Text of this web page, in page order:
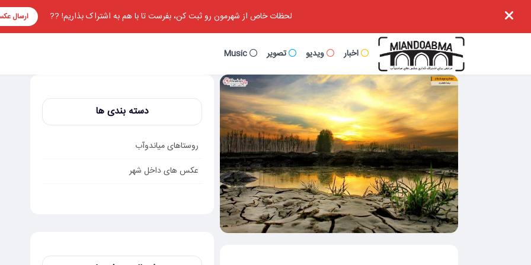
لحظات خاص از شهرمون رو ثبت کن، بفرست تا با هم به اشتراک بذاریم! ?? ارسال
اخبار ویدیو تصویر Music
دسته بندی ها
روستاهای میاندوآب
عکس های داخل شهر